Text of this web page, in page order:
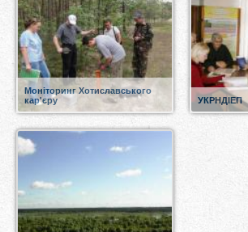
Моніторинг Хотиславського
кар'єру
УКРНДІЕП